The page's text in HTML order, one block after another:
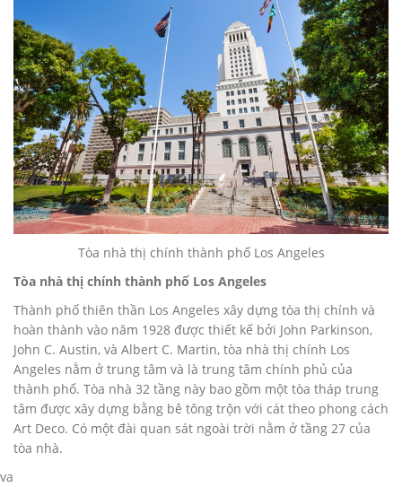
Tòa nhà thị chính thành phố Los Angeles
Tòa nhà thị chính thành phố Los Angeles
Thành phố thiên thần Los Angeles xây dựng tòa thị chính và
hoàn thành vào năm 1928 được thiết kế bởi John Parkinson,
John C. Austin, và Albert C. Martin, tòa nhà thị chính Los
Angeles nằm ở trung tâm và là trung tâm chính phủ của
thành phố. Tòa nhà 32 tầng này bao gồm một tòa tháp trung
tâm được xây dựng bằng bê tông trộn với cát theo phong cách
Art Deco. Có một đài quan sát ngoài trời nằm ở tầng 27 của
tòa nhà.
va